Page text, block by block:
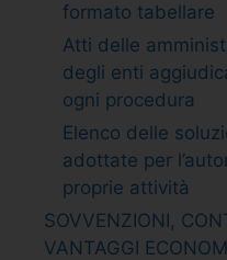
formato tabellare
Atti delle
degli enti
ogni procedura
Elenco delle
adottate per
proprie attività
SOVVENZIONI,
VANTAGGI